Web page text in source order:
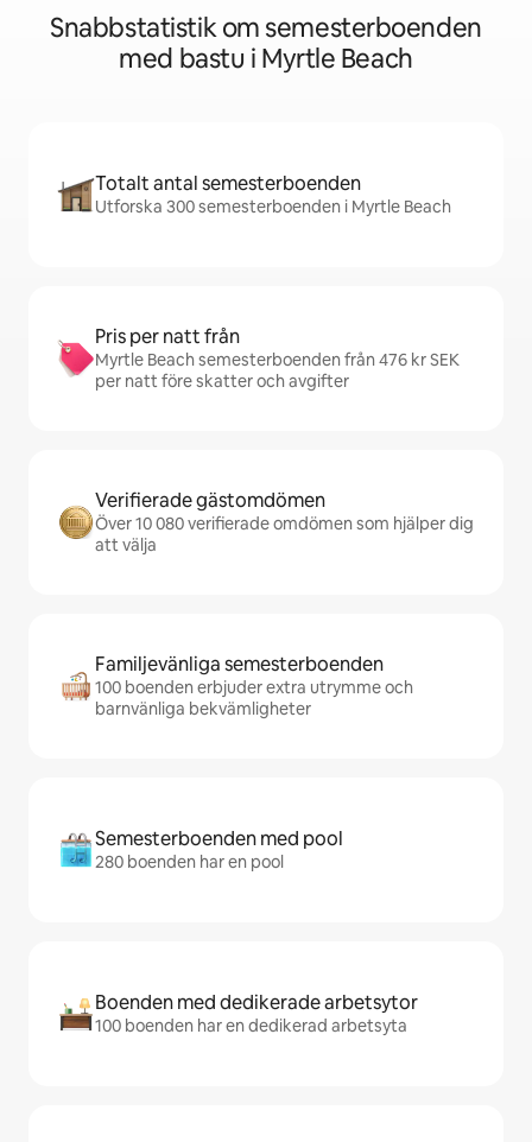
Snabbstatistik om semesterboenden
med bastu i Myrtle Beach
Totalt antal semesterboenden
Utforska 300 semesterboenden i Myrtle Beach
Pris per natt från
Myrtle Beach semesterboenden från 476 kr SEK
per natt före skatter och avgifter
Verifierade gästomdömen
Över 10 080 verifierade omdömen som hjälper dig
att välja
Familjevänliga semesterboenden
100 boenden erbjuder extra utrymme och
barnvänliga bekvämligheter
Semesterboenden med pool
280 boenden har en pool
Boenden med dedikerade arbetsytor
100 boenden har en dedikerad arbetsyta